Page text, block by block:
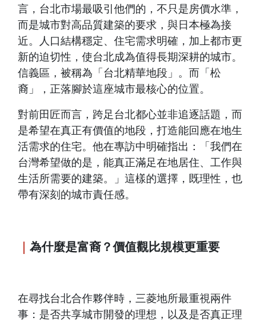
言，台北市場最吸引他們的，不只是房價水準，
而是城市對高品質建築的要求，與日本極為接
近。人口結構穩定、住宅需求明確，加上都市更
新的迫切性，使台北成為值得長期深耕的城市。
信義區，被稱為「台北精華地段」。而「松
裔」，正落腳於這座城市最核心的位置。
對前田匠而言，跨足台北都心並非追逐話題，而
是希望在真正有價值的地段，打造能回應在地生
活需求的住宅。他在專訪中明確指出：「我們在
台灣希望做的是，能真正滿足在地居住、工作與
生活所需要的建築。」這樣的選擇，既理性，也
帶有深刻的城市責任感。
為什麼是富裔？價值觀比規模更重要
在尋找台北合作夥伴時，三菱地所最重視兩件
事：是否共享城市開發的理想，以及是否真正理